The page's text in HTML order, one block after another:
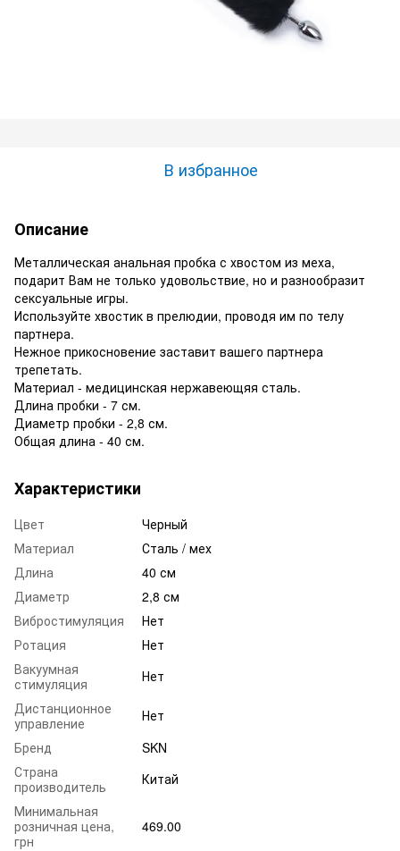
В избранное
Описание
Металлическая анальная пробка с хвостом из меха,
подарит Вам не только удовольствие, но и разнообразит
сексуальные игры.
Используйте хвостик в прелюдии, проводя им по телу
партнера.
Нежное прикосновение заставит вашего партнера
трепетать.
Материал - медицинская нержавеющяя сталь.
Длина пробки - 7 см.
Диаметр пробки - 2,8 см.
Общая длина - 40 см.
Характеристики
Цвет
Черный
Материал
Сталь / мех
Длина
40 см
Диаметр
2,8 см
Вибростимуляция
Нет
Ротация
Нет
Вакуумная
стимуляция
Нет
Дистанционное
управление
Нет
Бренд
SKN
Страна
производитель
Китай
Минимальная
розничная цена,
грн
469.00